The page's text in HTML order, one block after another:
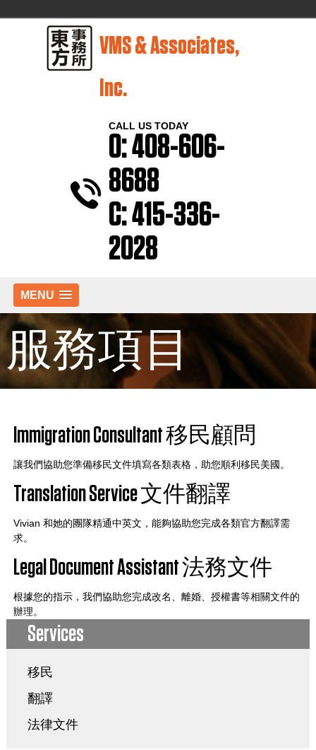
VMS & Associates,
Inc.
CALL US TODAY
O: 408-606-
8688
C: 415-336-
2028
MENU
服務項目
Immigration Consultant 移民顧問
讓我們協助您準備移民文件填寫各類表格，助您順利移民美國。
Translation Service 文件翻譯
Vivian 和她的團隊精通中英文，能夠協助您完成各類官方翻譯需
求。
Legal Document Assistant 法務文件
根據您的指示，我們協助您完成改名、離婚、授權書等相關文件的
辦理。
Services
移民
翻譯
法律文件